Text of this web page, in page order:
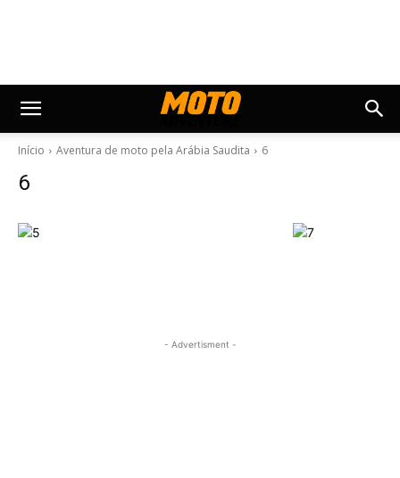
Início Aventura de moto pela Arábia Saudita 6
6
- Advertisment -